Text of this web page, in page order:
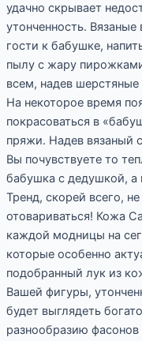
удачно скрывает
утонченность.
гости к бабушке,
пылу с жару
всем, надев
На некоторое время
покрасоваться в
пряжи. Надев вязаный
Вы почувствуете то
бабушка с дедушкой, а
Тренд, скорей всего,
отовариваться! Кожа
каждой модницы на
которые особенно
подобранный лук из
Вашей фигуры,
будет выглядеть
разнообразию